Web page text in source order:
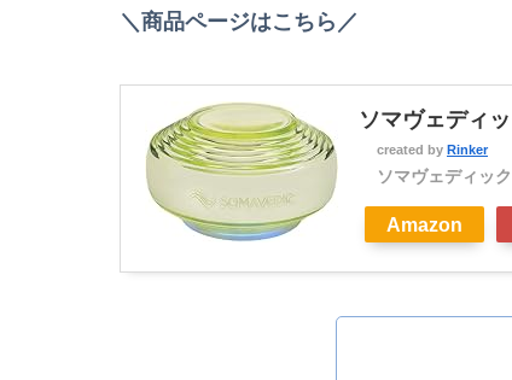
＼商品ページはこちら／
ソマヴェディ
created by Rinker
ソマヴェディック
Amazon